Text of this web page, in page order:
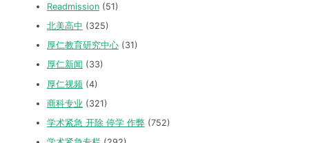
Readmission (51)
北美高中 (325)
厚仁教育研究中心 (31)
厚仁新闻 (33)
厚仁视频 (4)
商科专业 (321)
学术紧急 开除 停学 作弊 (752)